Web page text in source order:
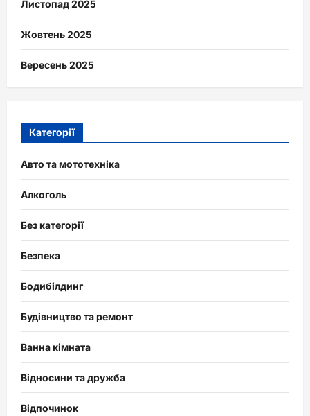
Листопад 2025
Жовтень 2025
Вересень 2025
Категорії
Авто та мототехніка
Алкоголь
Без категорії
Безпека
Бодибілдинг
Будівництво та ремонт
Ванна кімната
Відносини та дружба
Відпочинок